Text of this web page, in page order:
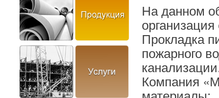
На данном
Прокладка
пожарного
Компания